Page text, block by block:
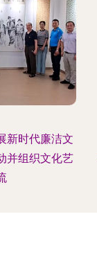
新时代廉洁文
并组织文化艺